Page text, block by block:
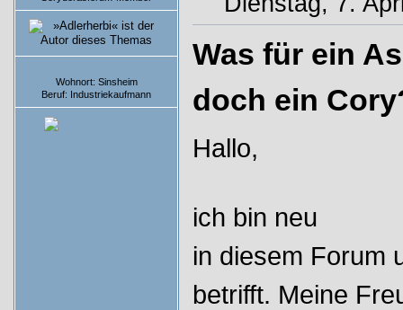
Wohnort: Sinsheim
Beruf: Industriekaufmann
Was für ein
doch ein
Hallo,
ich bin neu
in diesem Forum
betrifft. Meine